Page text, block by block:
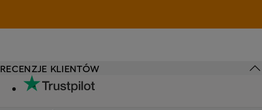
RECENZJE KLIENTÓW